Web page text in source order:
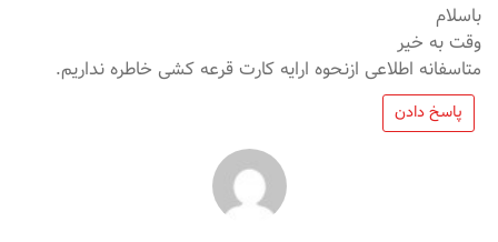
باسلام
وقت به خیر
متاسفانه اطلاعی ازنحوه ارایه کارت قرعه کشی خاطره نداریم.
پاسخ دادن